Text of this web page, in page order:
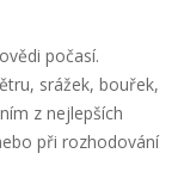
počasí.
srážek, bouřek,
z nejlepších
při rozhodování